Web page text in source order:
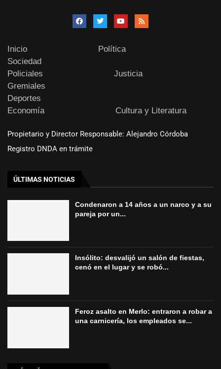
Inicio
Política
Sociedad
Policiales
Justicia
Gremiales
Deportes
Economía
Cultura y Literatura
Propietario y Director Responsable: Alejandro Córdoba
Registro DNDA en trámite
ÚLTIMAS NOTICIAS
Condenaron a 14 años a un narco y a su
pareja por un...
Insólito: desvalijó un salón de fiestas,
cenó en el lugar y se robó...
Feroz asalto en Merlo: entraron a robar a
una carnicería, los empleados se...